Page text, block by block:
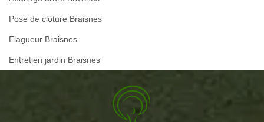
Pose de clôture Braisnes
Elagueur Braisnes
Entretien jardin Braisnes